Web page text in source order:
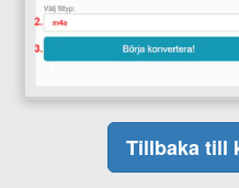
Tillbaka till